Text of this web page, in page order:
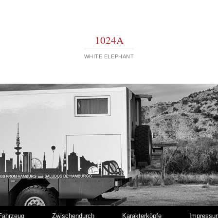
1024A
WHITE ELEPHANT
Zwischendurch Karakterköpfe